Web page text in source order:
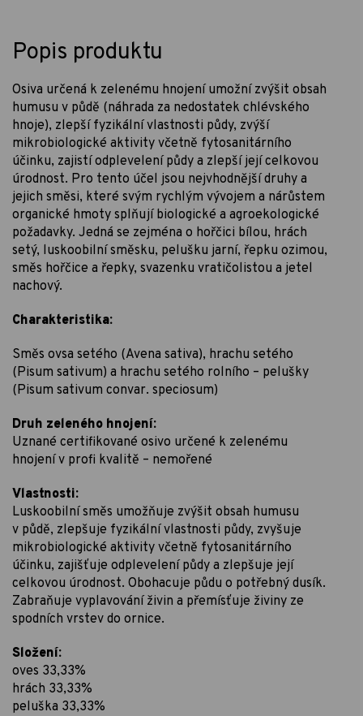
Popis produktu
Osiva určená k zelenému hnojení umožní zvýšit obsah
humusu v půdě (náhrada za nedostatek chlévského
hnoje), zlepší fyzikální vlastnosti půdy, zvýší
mikrobiologické aktivity včetně fytosanitárního
účinku, zajistí odplevelení půdy a zlepší její celkovou
úrodnost. Pro tento účel jsou nejvhodnější druhy a
jejich směsi, které svým rychlým vývojem a nárůstem
organické hmoty splňují biologické a agroekologické
požadavky. Jedná se zejména o hořčici bílou, hrách
setý, luskoobilní směsku, pelušku jarní, řepku ozimou,
směs hořčice a řepky, svazenku vratičolistou a jetel
nachový.
Charakteristika:
Směs ovsa setého (Avena sativa), hrachu setého
(Pisum sativum) a hrachu setého rolního – pelušky
(Pisum sativum convar. speciosum)
Druh zeleného hnojení:
Uznané certifikované osivo určené k zelenému
hnojení v profi kvalitě – nemořené
Vlastnosti:
Luskoobilní směs umožňuje zvýšit obsah humusu
v půdě, zlepšuje fyzikální vlastnosti půdy, zvyšuje
mikrobiologické aktivity včetně fytosanitárního
účinku, zajišťuje odplevelení půdy a zlepšuje její
celkovou úrodnost. Obohacuje půdu o potřebný dusík.
Zabraňuje vyplavování živin a přemísťuje živiny ze
spodních vrstev do ornice.
Složení:
oves 33,33%
hrách 33,33%
peluška 33,33%